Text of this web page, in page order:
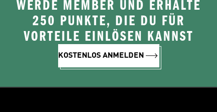
WERDE MEMBER UND ERHALTE
250 PUNKTE, DIE DU FÜR
VORTEILE EINLÖSEN KANNST
KOSTENLOS ANMELDEN